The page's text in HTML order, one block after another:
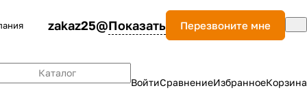
zakaz25@Показать Перезвоните мне
Каталог
ВойтиСравнениеИзбранноеКорзина